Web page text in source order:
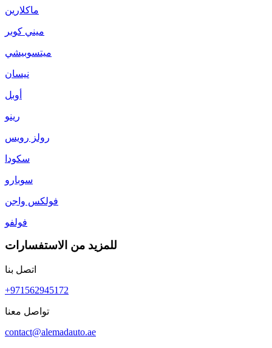
ماكلارين
ميني كوبر
ميتسوبيشي
نيسان
أوبل
رينو
رولز رويس
سكودا
سوبارو
فولكس واجن
فولفو
للمزيد من الاستفسارات
اتصل بنا
+971562945172
تواصل معنا
contact@alemadauto.ae